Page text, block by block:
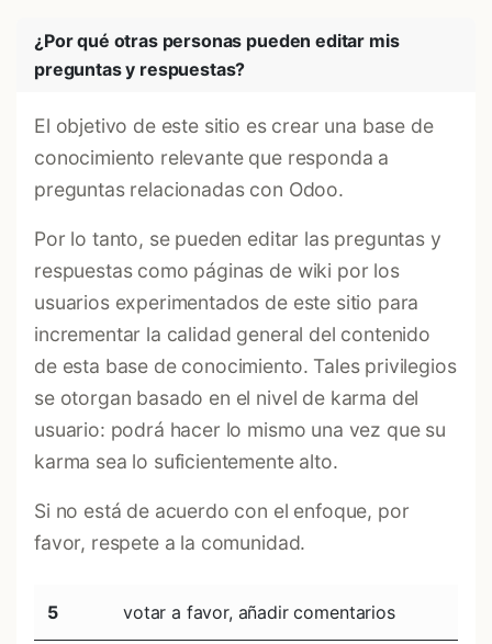
¿Por qué otras personas pueden editar mis
preguntas y respuestas?
El objetivo de este sitio es crear una base de
conocimiento relevante que responda a
preguntas relacionadas con Odoo.
Por lo tanto, se pueden editar las preguntas y
respuestas como páginas de wiki por los
usuarios experimentados de este sitio para
incrementar la calidad general del contenido
de esta base de conocimiento. Tales privilegios
se otorgan basado en el nivel de karma del
usuario: podrá hacer lo mismo una vez que su
karma sea lo suficientemente alto.
Si no está de acuerdo con el enfoque, por
favor, respete a la comunidad.
5 votar a favor, añadir comentarios